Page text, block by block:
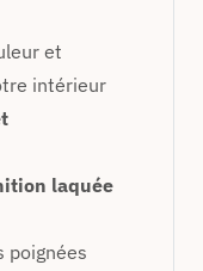
et
intérieur
laquée
poignées